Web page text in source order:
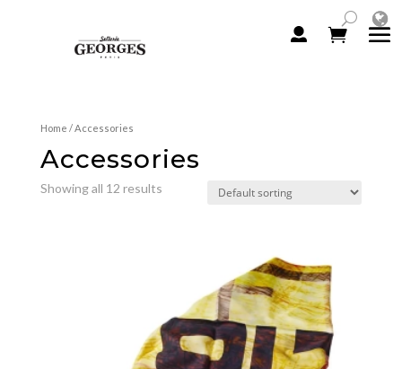
Home / Accessories
Accessories
Showing all 12 results